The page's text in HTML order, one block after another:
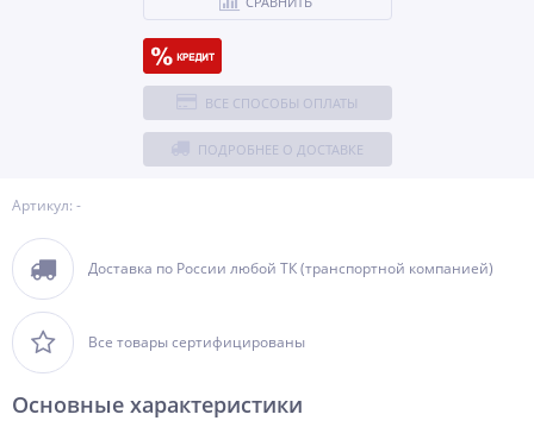
Артикул: -
Доставка по России любой ТК (транспортной компанией)
Все товары сертифицированы
ВСЕ СПОСОБЫ ОПЛАТЫ
ПОДРОБНЕЕ О ДОСТАВКЕ
Основные характеристики